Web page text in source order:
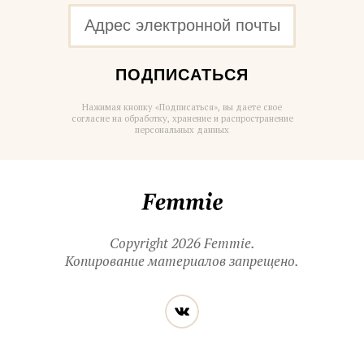
ПОДПИСАТЬСЯ
Нажимая кнопку «Подписаться», вы даете свое
согласие на обработку, хранение и распространение
персональных данных
Copyright 2026 Femmie.
Копирование материалов запрещено.
Читайте
нас
в социальных